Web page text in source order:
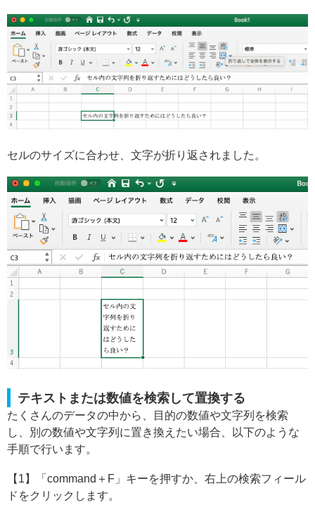
セルのサイズに合わせ、文字が折り返されました。
テキストまたは数値を検索して置換する
たくさんのデータの中から、目的の数値や文字列を検索
し、別の数値や文字列に置き換えたい場合、以下のような
手順で行います。
【1】「command＋F」キーを押すか、右上の検索フィール
ドをクリックします。